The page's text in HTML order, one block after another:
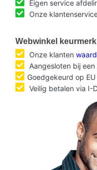
Eigen service
Onze
Webwinkel keurmerk
Onze klanten
Aangesloten bij
Goedgekeurd op
Veilig betalen via I-